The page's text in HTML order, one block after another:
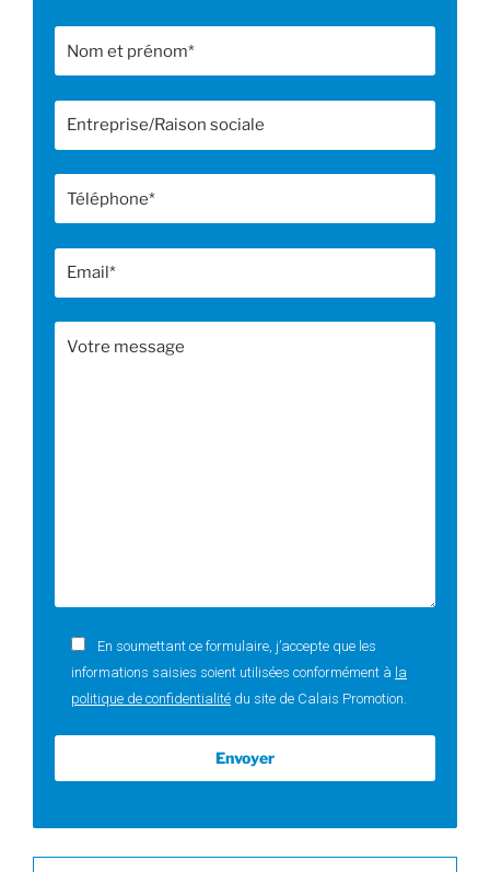
En soumettant ce formulaire, j’accepte que les
informations saisies soient utilisées conformément à la
politique de confidentialité du site de Calais Promotion.